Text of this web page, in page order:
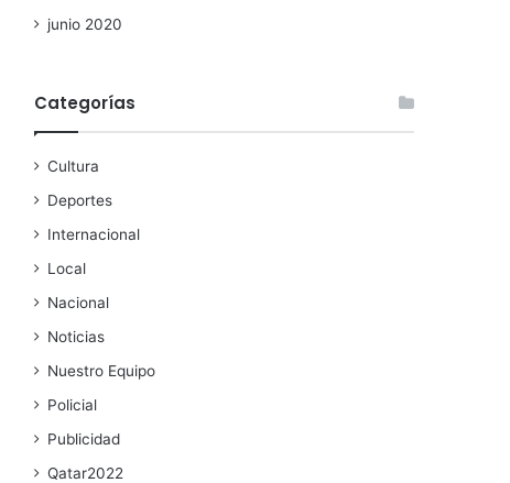
junio 2020
Categorías
Cultura
Deportes
Internacional
Local
Nacional
Noticias
Nuestro Equipo
Policial
Publicidad
Qatar2022